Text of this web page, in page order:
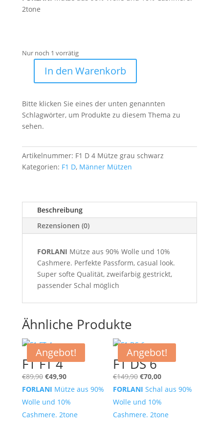
€89,90€49,90.
2tone
Nur noch 1 vorrätig
Menge
In den Warenkorb
Bitte klicken Sie eines der unten genannten
Schlagwörter, um Produkte zu diesem Thema zu
sehen.
Artikelnummer: F1 D 4 Mütze grau schwarz
Kategorien: F1 D, Männer Mützen
Beschreibung
Rezensionen (0)
FORLANI Mütze aus 90% Wolle und 10%
Cashmere. Perfekte Passform, casual look.
Super softe Qualität, zweifarbig gestrickt,
passender Schal möglich
Ähnliche Produkte
Angebot!
F1 FT 4
€89,90 Ursprünglicher
Preis
war:
€89,90
€49,90Aktueller
Preis
ist:
€49,90.
FORLANI Mütze aus 90%
Wolle und 10%
Cashmere. 2tone
Angebot!
F1 DS 6
€149,90 Ursprünglicher
Preis
war:
€149,90
€70,00Aktueller
Preis
ist:
€70,00.
FORLANISchal aus 90%
Wolle und 10%
Cashmere. 2tone